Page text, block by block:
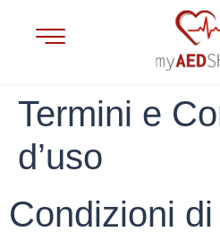
Termini e
d’uso
Condizioni